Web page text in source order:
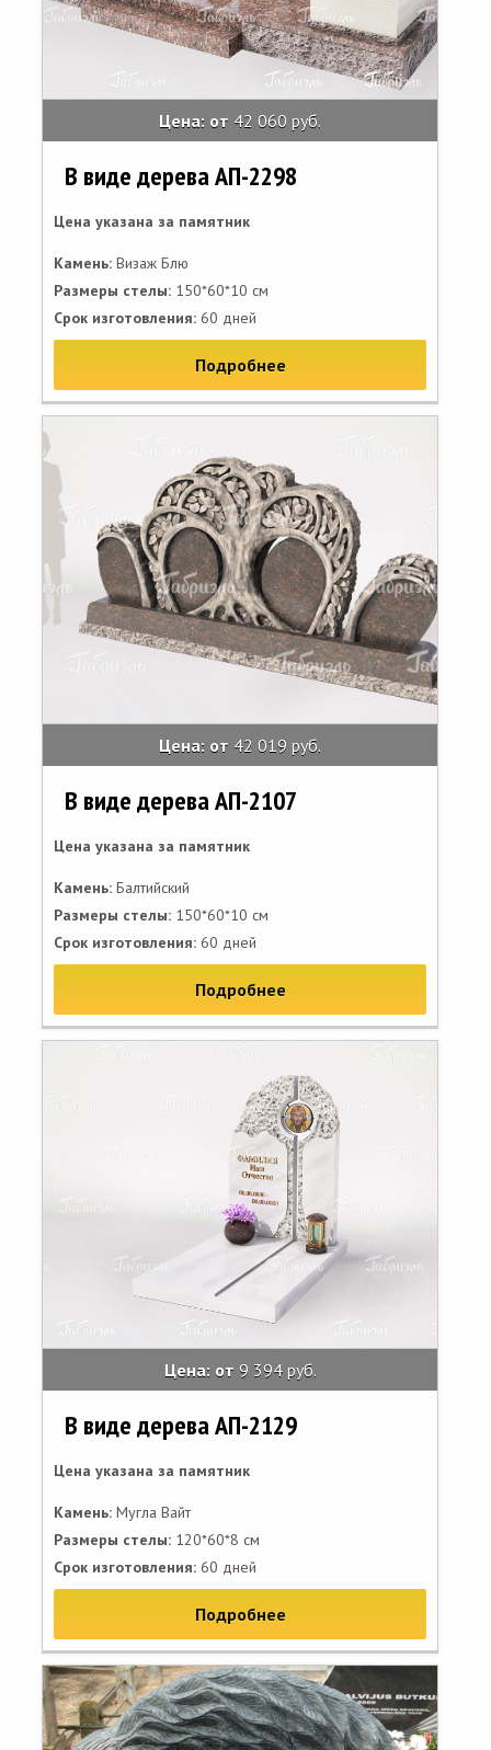
Цена: от 42 060 руб.
В виде дерева АП-2298
Цена указана за памятник
Камень: Визаж Блю
Размеры стелы: 150*60*10 см
Срок изготовления: 60 дней
Подробнее
Цена: от 42 019 руб.
В виде дерева АП-2107
Цена указана за памятник
Камень: Балтийский
Размеры стелы: 150*60*10 см
Срок изготовления: 60 дней
Подробнее
Цена: от 9 394 руб.
В виде дерева АП-2129
Цена указана за памятник
Камень: Мугла Вайт
Размеры стелы: 120*60*8 см
Срок изготовления: 60 дней
Подробнее